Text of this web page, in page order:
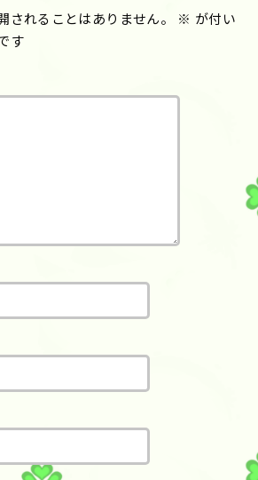
されることはありません。 ※ が付い
す